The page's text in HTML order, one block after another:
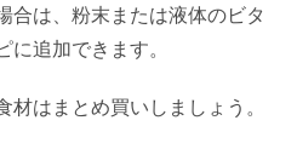
合は、粉末または液体のビタ
追加できます。
材はまとめ買いしましょう。